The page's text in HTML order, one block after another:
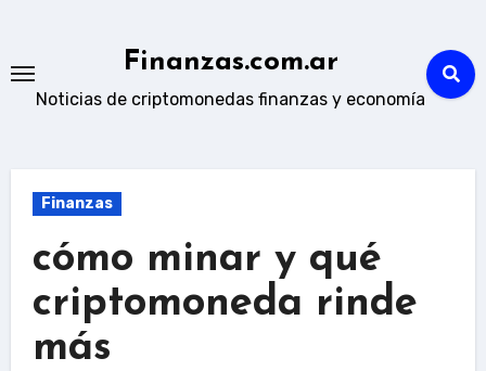
content
Finanzas.com.ar
Noticias de criptomonedas finanzas y economía
Finanzas
cómo minar y qué
criptomoneda rinde
más